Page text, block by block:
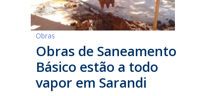
Obras
Obras de Saneamento
Básico estão a todo
vapor em Sarandi